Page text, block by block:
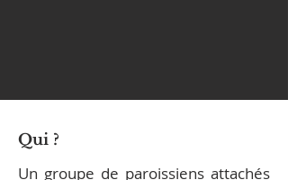
Qui ?
Un groupe de paroissiens attachés